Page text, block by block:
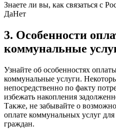
Знаете ли вы, как связаться с
ДаНет
3. Особенности
коммунальные
Узнайте об особенностях
коммунальные услуги.
непосредственно по факту
избежать накопления
Также, не забывайте о
оплате коммунальных услуг
граждан.